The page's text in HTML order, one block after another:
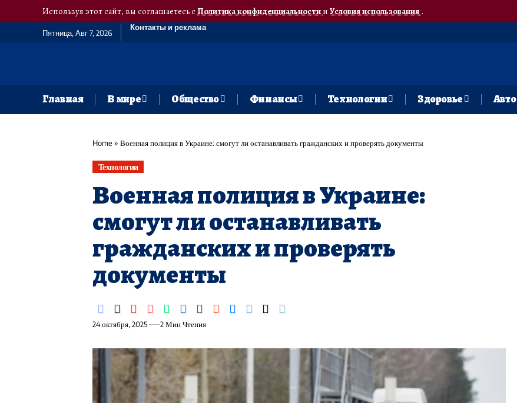
Используя этот сайт, вы соглашаетесь сПолитика конфиденциальностии Условия использования.
Пятница, Авг 7, 2026
Контакты и реклама
Главная В мире Общество Финансы Технологии Здоровье Авто
Home» Военная полиция в Украине: смогут ли останавливать гражданских и проверять документы
Технологии
Военная полиция в Украине:
смогут ли останавливать
гражданских и проверять
документы
24 октября, 2025 2 Мин Чтения